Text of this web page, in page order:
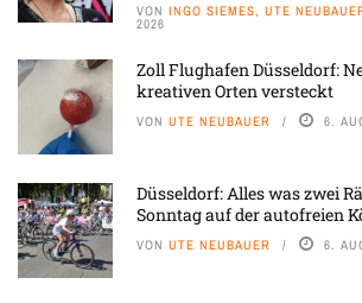
VON INGO SIEMES, UTE
2026
Zoll Flughafen Düsseldorf:
kreativen Orten versteckt
VON UTE NEUBAUER 6.
Düsseldorf: Alles was zwei
Sonntag auf der autofreien
VON UTE NEUBAUER 6.